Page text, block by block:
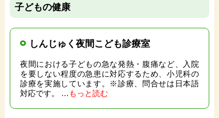
子どもの健康
しんじゅく夜間こども診療室
夜間における子どもの急な発熱・腹痛など、入院
を要しない程度の急患に対応するため、小児科の
診療を実施しています。※診療、問合せは日本語
対応です。 … もっと読む